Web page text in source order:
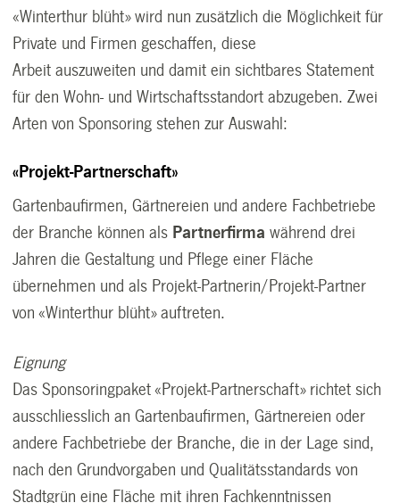
«Winterthur blüht» wird nun zusätzlich die Möglichkeit für
Private und Firmen geschaffen, diese
Arbeit auszuweiten und damit ein sichtbares Statement
für den Wohn- und Wirtschaftsstandort abzugeben.Zwei
Arten von Sponsoring stehen zur Auswahl:
«Projekt-Partnerschaft»
Gartenbaufirmen, Gärtnereien und andere Fachbetriebe
der Branche können als Partnerfirma während drei
Jahren die Gestaltung und Pflege einer Fläche
übernehmen und als Projekt-Partnerin/Projekt-Partner
von «Winterthur blüht» auftreten.
Eignung
Das Sponsoringpaket «Projekt-Partnerschaft» richtet sich
ausschliesslich an Gartenbaufirmen, Gärtnereien oder
andere Fachbetriebe der Branche, die in der Lage sind,
nach den Grundvorgaben und Qualitätsstandards von
Stadtgrün eine Fläche mit ihren Fachkenntnissen